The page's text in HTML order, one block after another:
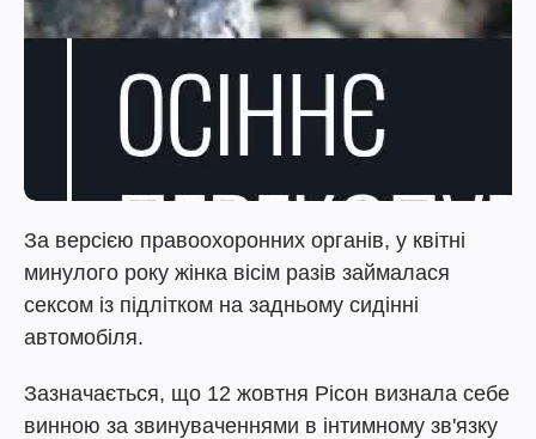
За версією правоохоронних органів, у квітні
минулого року жінка вісім разів займалася
сексом із підлітком на задньому сидінні
автомобіля.
Зазначається, що 12 жовтня Рісон визнала себе
винною за звинуваченнями в інтимному зв'язку